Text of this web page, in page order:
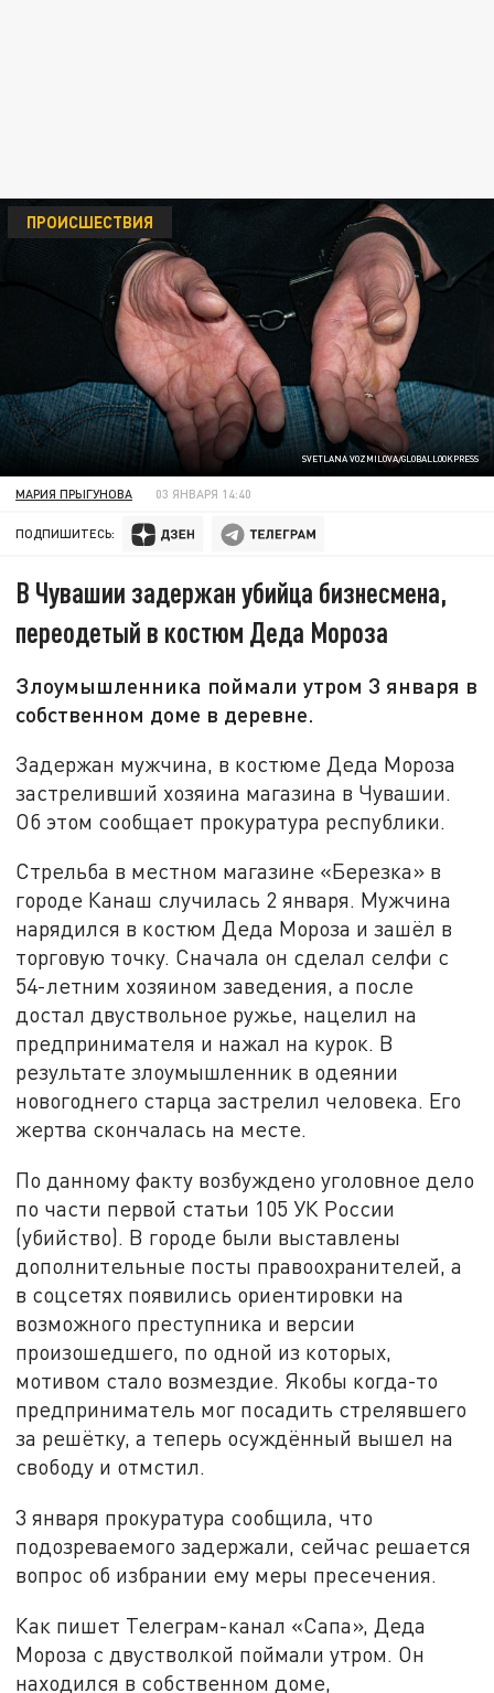
SVETLANA VOZMILOVA/GLOBALLOOKPRESS
ПРОИСШЕСТВИЯ
МАРИЯ ПРЫГУНОВА 03 ЯНВАРЯ 14:40
ПОДПИШИТЕСЬ:
В Чувашии задержан убийца бизнесмена,
переодетый в костюм Деда Мороза
Злоумышленника поймали утром 3 января в
собственном доме в деревне.
Задержан мужчина, в костюме Деда Мороза
застреливший хозяина магазина в Чувашии.
Об этом сообщает прокуратура республики.
Стрельба в местном магазине «Березка» в
городе Канаш случилась 2 января. Мужчина
нарядился в костюм Деда Мороза и зашёл в
торговую точку. Сначала он сделал селфи с
54-летним хозяином заведения, а после
достал двуствольное ружье, нацелил на
предпринимателя и нажал на курок. В
результате злоумышленник в одеянии
новогоднего старца застрелил человека. Его
жертва скончалась на месте.
По данному факту возбуждено уголовное дело
по части первой статьи 105 УК России
(убийство). В городе были выставлены
дополнительные посты правоохранителей, а
в соцсетях появились ориентировки на
возможного преступника и версии
произошедшего, по одной из которых,
мотивом стало возмездие. Якобы когда-то
предприниматель мог посадить стрелявшего
за решётку, а теперь осуждённый вышел на
свободу и отмстил.
3 января прокуратура сообщила, что
подозреваемого задержали, сейчас решается
вопрос об избрании ему меры пресечения.
Как пишет Телеграм-канал «Сапа», Деда
Мороза с двустволкой поймали утром. Он
находился в собственном доме,